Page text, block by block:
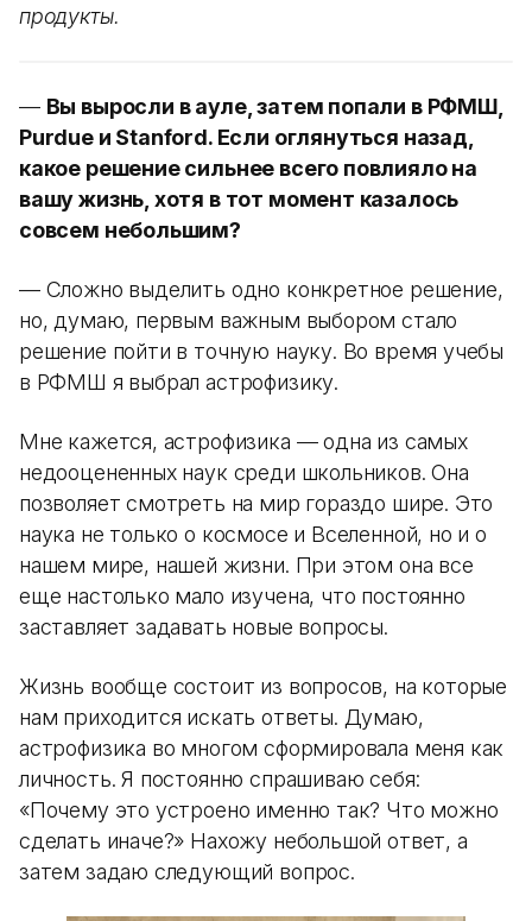
продукты.
— Вы выросли в ауле, затем попали в РФМШ,
Purdue и Stanford. Если оглянуться назад,
какое решение сильнее всего повлияло на
вашу жизнь, хотя в тот момент казалось
совсем небольшим?
— Сложно выделить одно конкретное решение,
но, думаю, первым важным выбором стало
решение пойти в точную науку. Во время учебы
в РФМШ я выбрал астрофизику.
Мне кажется, астрофизика — одна из самых
недооцененных наук среди школьников. Она
позволяет смотреть на мир гораздо шире. Это
наука не только о космосе и Вселенной, но и о
нашем мире, нашей жизни. При этом она все
еще настолько мало изучена, что постоянно
заставляет задавать новые вопросы.
Жизнь вообще состоит из вопросов, на которые
нам приходится искать ответы. Думаю,
астрофизика во многом сформировала меня как
личность. Я постоянно спрашиваю себя:
«Почему это устроено именно так? Что можно
сделать иначе?» Нахожу небольшой ответ, а
затем задаю следующий вопрос.